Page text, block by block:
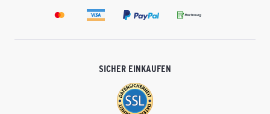
SICHER EINKAUFEN